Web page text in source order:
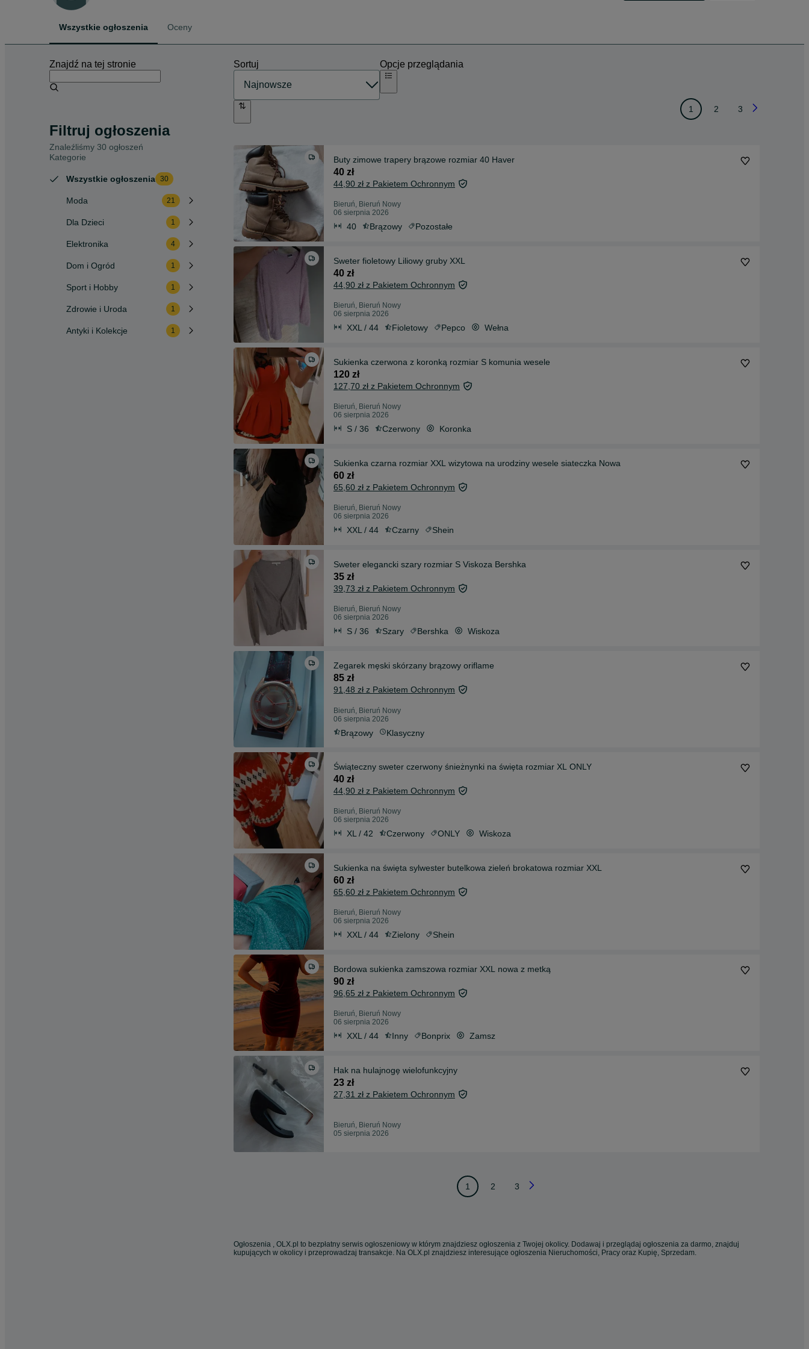
Wszystkie ogłoszenia Oceny
Znajdź na tej stronie
Filtruj ogłoszenia
Znaleźliśmy 30 ogłoszeń
Kategorie
Wszystkie ogłoszenia 30
Moda 21
Dla Dzieci 1
Elektronika 4
Dom i Ogród 1
Sport i Hobby 1
Zdrowie i Uroda 1
Antyki i Kolekcje 1
Sortuj Opcje przeglądania
1 2 3
Buty zimowe trapery brązowe rozmiar 40 Haver
40 zł
44,90 zł z Pakietem Ochronnym
Bieruń, Bieruń Nowy
06 sierpnia 2026
40 Brązowy Pozostałe
Sweter fioletowy Liliowy gruby XXL
40 zł
44,90 zł z Pakietem Ochronnym
Bieruń, Bieruń Nowy
06 sierpnia 2026
XXL / 44 Fioletowy Pepco Wełna
Sukienka czerwona z koronką rozmiar S komunia wesele
120 zł
127,70 zł z Pakietem Ochronnym
Bieruń, Bieruń Nowy
06 sierpnia 2026
S / 36 Czerwony Koronka
Sukienka czarna rozmiar XXL wizytowa na urodziny wesele siateczka Nowa
60 zł
65,60 zł z Pakietem Ochronnym
Bieruń, Bieruń Nowy
06 sierpnia 2026
XXL / 44 Czarny Shein
Sweter elegancki szary rozmiar S Viskoza Bershka
35 zł
39,73 zł z Pakietem Ochronnym
Bieruń, Bieruń Nowy
06 sierpnia 2026
S / 36 Szary Bershka Wiskoza
Zegarek męski skórzany brązowy oriflame
85 zł
91,48 zł z Pakietem Ochronnym
Bieruń, Bieruń Nowy
06 sierpnia 2026
Brązowy Klasyczny
Świąteczny sweter czerwony śnieżnynki na święta rozmiar XL ONLY
40 zł
44,90 zł z Pakietem Ochronnym
Bieruń, Bieruń Nowy
06 sierpnia 2026
XL / 42 Czerwony ONLY Wiskoza
Sukienka na święta sylwester butelkowa zieleń brokatowa rozmiar XXL
60 zł
65,60 zł z Pakietem Ochronnym
Bieruń, Bieruń Nowy
06 sierpnia 2026
XXL / 44 Zielony Shein
Bordowa sukienka zamszowa rozmiar XXL nowa z metką
90 zł
96,65 zł z Pakietem Ochronnym
Bieruń, Bieruń Nowy
06 sierpnia 2026
XXL / 44 Inny Bonprix Zamsz
Hak na hulajnogę wielofunkcyjny
23 zł
27,31 zł z Pakietem Ochronnym
Bieruń, Bieruń Nowy
05 sierpnia 2026
1 2 3
Ogłoszenia , OLX.pl to bezpłatny serwis ogłoszeniowy w którym znajdziesz ogłoszenia z Twojej okolicy. Dodawaj i przeglądaj ogłoszenia za darmo, znajduj
kupujących w okolicy i przeprowadzaj transakcje. Na OLX.pl znajdziesz interesujące ogłoszenia Nieruchomości, Pracy oraz Kupię, Sprzedam.